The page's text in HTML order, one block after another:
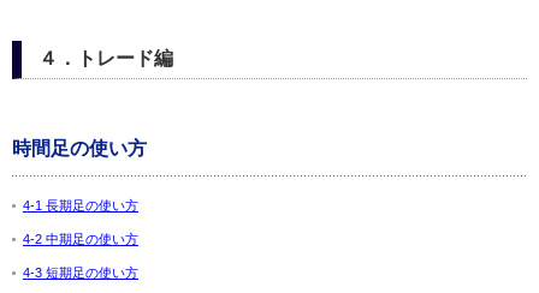
４．トレード編
時間足の使い方
4-1 長期足の使い方
4-2 中期足の使い方
4-3 短期足の使い方